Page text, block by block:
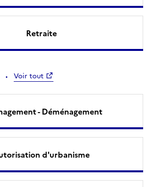
Retraite
Voir tout
- Déménagement
d'urbanisme